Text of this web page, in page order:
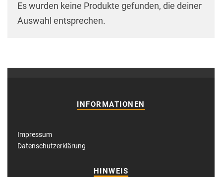
Es wurden keine Produkte gefunden, die deiner
Auswahl entsprechen.
INFORMATIONEN
Impressum
Datenschutzerklärung
HINWEIS